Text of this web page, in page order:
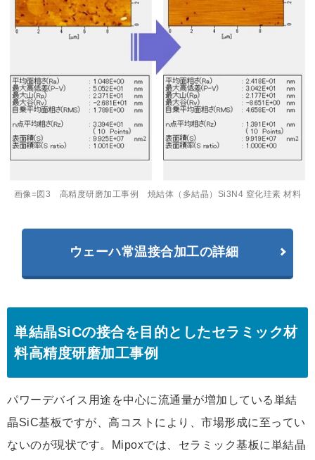
画像=図3 高精度研磨加工事例 焼結体（多結晶）Si3N4 窒化珪素 材料
ウェーハ常温接合加工の詳細
単結晶SiCの接合を目的としたセラミック材
料高精度研磨加工事例
パワーデバイス用途を中心に流通量が増加している単結
晶SiC基板ですが、高コストにより、市場形成に至ってい
ないのが現状です。Mipoxでは、セラミック基板に単結晶